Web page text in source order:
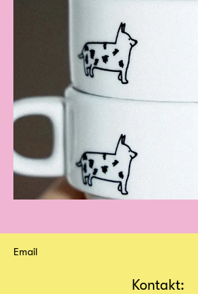
Email
Kontakt: